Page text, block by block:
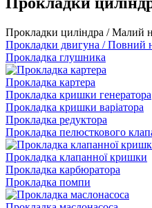
Прокладки циліндра / Малий
Прокладки двигуна / Повний
Прокладка глушника
Прокладка картера
Прокладка кришки генератора
Прокладка кришки варіатора
Прокладка редуктора
Прокладка пелюсткового
Прокладка клапанної кришки
Прокладка карбюратора
Прокладка помпи